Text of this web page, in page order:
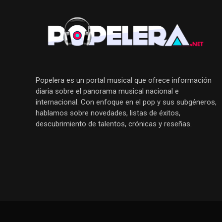
Popelera es un portal musical que ofrece información
diaria sobre el panorama musical nacional e
internacional. Con enfoque en el pop y sus subgéneros,
hablamos sobre novedades, listas de éxitos,
descubrimiento de talentos, crónicas y reseñas.